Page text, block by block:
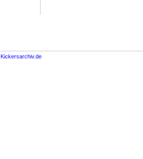
Kickersarchiv.de